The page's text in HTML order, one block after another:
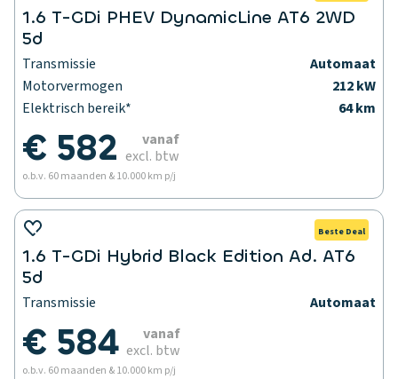
1.6 T-GDi PHEV DynamicLine AT6 2WD
5d
Transmissie
Automaat
Motorvermogen
212 kW
Elektrisch bereik*
64 km
€ 582
vanaf
excl. btw
o.b.v. 60 maanden & 10.000 km p/j
Beste Deal
1.6 T-GDi Hybrid Black Edition Ad. AT6
5d
Transmissie Automaat
€ 584
vanaf
excl. btw
o.b.v. 60 maanden & 10.000 km p/j